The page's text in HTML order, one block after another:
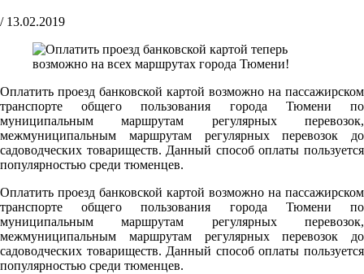
/ 13.02.2019
Оплатить проезд банковской картой возможно на пассажирском
транспорте общего пользования города Тюмени по
муниципальным маршрутам регулярных перевозок,
межмуниципальным маршрутам регулярных перевозок до
садоводческих товариществ. Данный способ оплаты пользуется
популярностью среди тюменцев.
Оплатить проезд банковской картой возможно на пассажирском
транспорте общего пользования города Тюмени по
муниципальным маршрутам регулярных перевозок,
межмуниципальным маршрутам регулярных перевозок до
садоводческих товариществ. Данный способ оплаты пользуется
популярностью среди тюменцев.